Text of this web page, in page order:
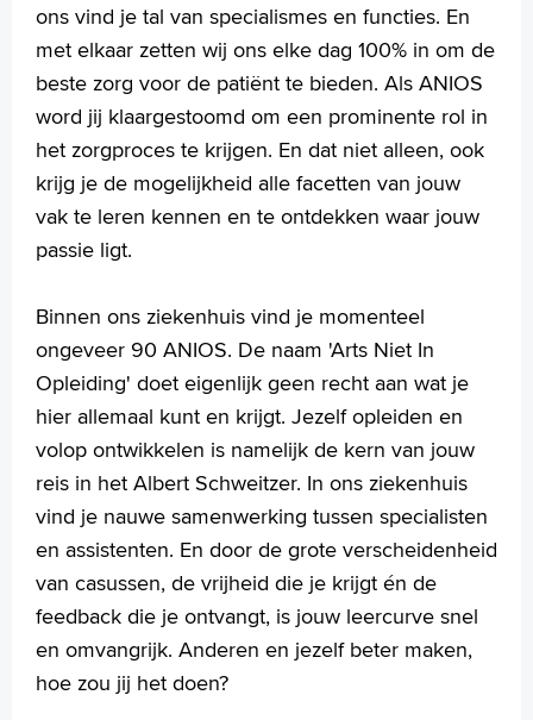
ons vind je tal van specialismes en functies. En
met elkaar zetten wij ons elke dag 100% in om de
beste zorg voor de patiënt te bieden. Als ANIOS
word jij klaargestoomd om een prominente rol in
het zorgproces te krijgen. En dat niet alleen, ook
krijg je de mogelijkheid alle facetten van jouw
vak te leren kennen en te ontdekken waar jouw
passie ligt.
Binnen ons ziekenhuis vind je momenteel
ongeveer 90 ANIOS. De naam 'Arts Niet In
Opleiding' doet eigenlijk geen recht aan wat je
hier allemaal kunt en krijgt. Jezelf opleiden en
volop ontwikkelen is namelijk de kern van jouw
reis in het Albert Schweitzer. In ons ziekenhuis
vind je nauwe samenwerking tussen specialisten
en assistenten. En door de grote verscheidenheid
van casussen, de vrijheid die je krijgt én de
feedback die je ontvangt, is jouw leercurve snel
en omvangrijk. Anderen en jezelf beter maken,
hoe zou jij het doen?